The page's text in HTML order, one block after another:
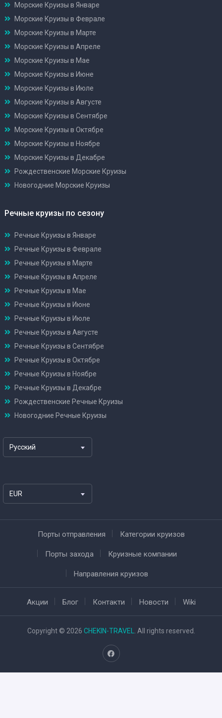
Морские Круизы в Январе
Морские Круизы в Феврале
Морские Круизы в Марте
Морские Круизы в Апреле
Морские Круизы в Мае
Морские Круизы в Июне
Морские Круизы в Июле
Морские Круизы в Августе
Морские Круизы в Сентябре
Морские Круизы в Октябре
Морские Круизы в Ноябре
Морские Круизы в Декабре
Рождественские Морские Круизы
Новогодние Морские Круизы
Речные круизы по сезону
Речные Круизы в Январе
Речные Круизы в Феврале
Речные Круизы в Марте
Речные Круизы в Апреле
Речные Круизы в Мае
Речные Круизы в Июне
Речные Круизы в Июле
Речные Круизы в Августе
Речные Круизы в Сентябре
Речные Круизы в Октябре
Речные Круизы в Ноябре
Речные Круизы в Декабре
Рождественские Речные Круизы
Новогодние Речные Круизы
Русский
EUR
Порты отправления Категории круизов
Порты захода Круизные компании
Направления круизов
Акции Блог Контакти Новости Wiki
Copyright © 2026 CHEKIN-TRAVEL . All rights reserved.